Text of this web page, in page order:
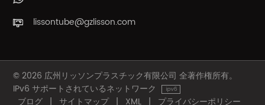
lissontube@gzlisson.com
© 2026 広州リッソンプラスチック有限公司 全著作権所有。
IPv6 サポートされているネットワーク
ブログ | サイトマップ | XML | プライバシーポリシー